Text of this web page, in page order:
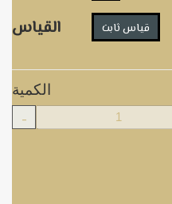
القياس
قياس ثابت
الكمية
-